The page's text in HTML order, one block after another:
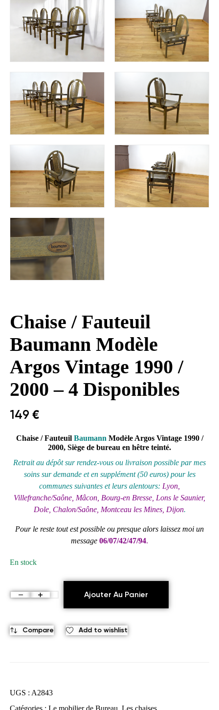
Chaise / Fauteuil
Baumann Modèle
Argos Vintage 1990 /
2000 – 4 Disponibles
149 €
Chaise / Fauteuil Baumann Modèle Argos Vintage 1990 /
2000, Siège de bureau en hêtre teinté.
Retrait au dépôtsur rendez-vous ou livraison possible par mes
soins sur demande et en supplément (50 euros) pour les
communes suivantes et leurs alentours: Lyon,
Villefranche/Saône, Mâcon, Bourg-en Bresse, Lons le Saunier,
Dole, Chalon/Saône, Montceau les Mines, Dijon.
Pour le reste tout est possible ou presque alors laissez moi un
message 06/07/42/47/94.
En stock
Ajouter Au Panier
Compare Add to wishlist
UGS : A2843
Catégories : Le mobilier de Bureau Les chaises